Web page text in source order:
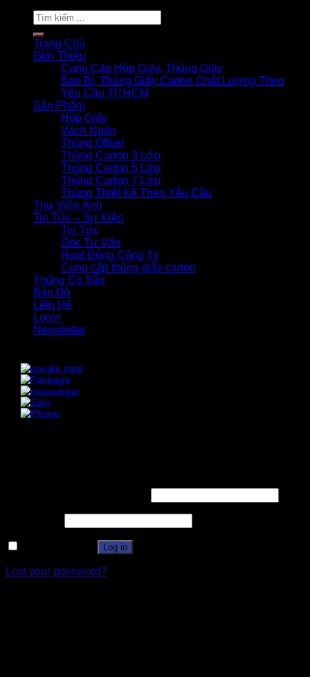
Search
for:
Trang Chủ
Giới Thiệu
Cung Cấp Hộp Giấy, Thùng Giấy
Bao Bì, Thùng Giấy Carton Chất Lượng Theo
Yêu Cầu TP.HCM
Sản Phẩm
Hộp Giấy
Vách Ngăn
Thùng Offset
Thùng Carton 3 Lớp
Thùng Carton 5 Lớp
Thùng Carton 7 Lớp
Thùng Thiết Kế Theo Yêu Cầu
Thư Viện Ảnh
Tin Tức – Sự Kiện
Tin Tức
Góc Tư Vấn
Hoạt Động Công Ty
Cung cấp thùng giấy carton
Thùng Có Sẵn
Bản Đồ
Liên Hệ
Login
Newsletter
Log in
Lost your password?